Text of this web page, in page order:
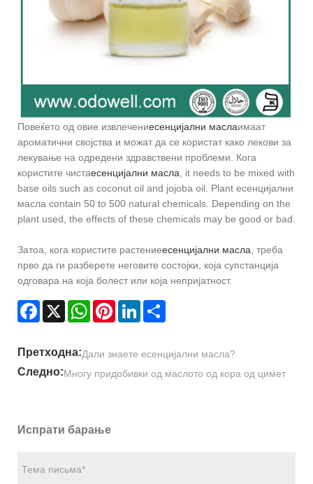
Повеќето од овие извлечениесенцијални маслаимаат
ароматични својства и можат да се користат како лекови за
лекување на одредени здравствени проблеми. Кога
користите чистаесенцијални масла, it needs to be mixed with
base oils such as coconut oil and jojoba oil. Plant есенцијални
масла contain 50 to 500 natural chemicals. Depending on the
plant used, the effects of these chemicals may be good or bad.
Затоа, кога користите растениеесенцијални масла, треба
прво да ги разберете неговите состојки, која супстанција
одговара на која болест или која непријатност.
Facebook
X WhatsAppPinterestLinkedIn
Претходна:Дали знаете есенцијални масла?
Следно:Многу придобивки од маслото од кора од цимет
Испрати барање